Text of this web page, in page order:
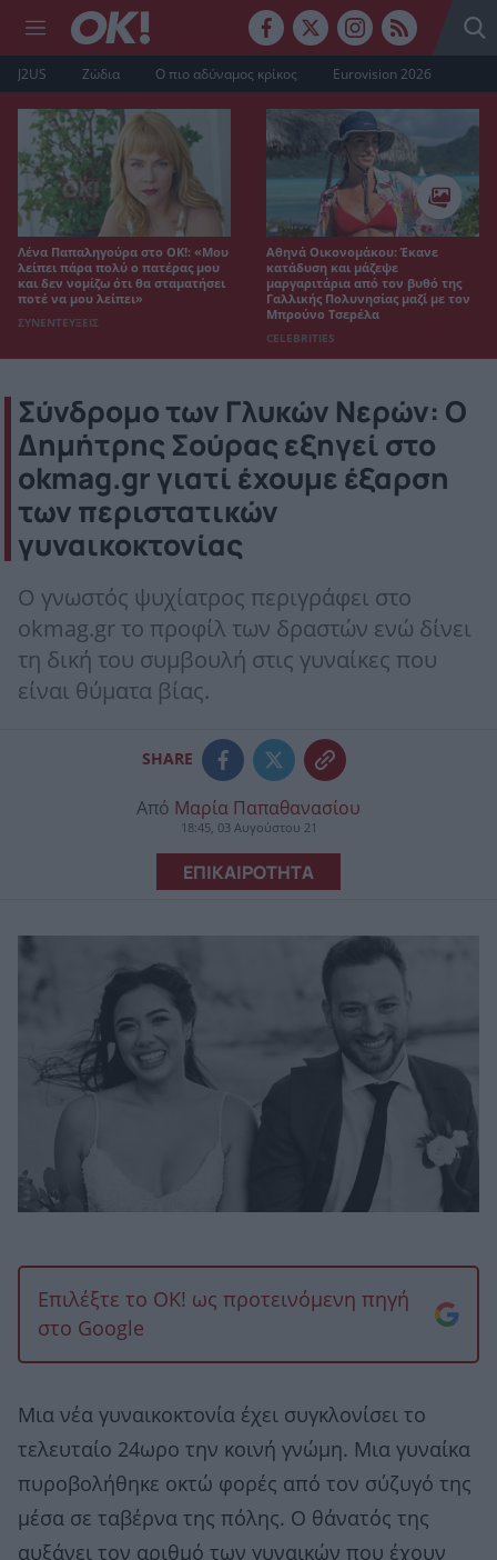
J2US Ζώδια Ο πιο αδύναμος κρίκος Eurovision 2026
Λένα Παπαληγούρα στο ΟΚ!: «Μου
λείπει πάρα πολύ ο πατέρας μου
και δεν νομίζω ότι θα σταματήσει
ποτέ να μου λείπει»
ΣΥΝΕΝΤΕΥΞΕΙΣ
Αθηνά Οικονομάκου: Έκανε
κατάδυση και μάζεψε
μαργαριτάρια από τον βυθό της
Γαλλικής Πολυνησίας μαζί με τον
Μπρούνο Τσερέλα
CELEBRITIES
Σύνδρομο των Γλυκών Νερών: Ο
Δημήτρης Σούρας εξηγεί στο
okmag.gr γιατί έχουμε έξαρση
των περιστατικών
γυναικοκτονίας
Ο γνωστός ψυχίατρος περιγράφει στο
okmag.gr το προφίλ των δραστών ενώ δίνει
τη δική του συμβουλή στις γυναίκες που
είναι θύματα βίας.
SHARE
Από Μαρία Παπαθανασίου
18:45, 03 Αυγούστου 21
ΕΠΙΚΑΙΡΟΤΗΤΑ
Επιλέξτε το OK! ως προτεινόμενη πηγή
στο Google
Μια νέα γυναικοκτονία έχει συγκλονίσει το
τελευταίο 24ωρο την κοινή γνώμη. Μια γυναίκα
πυροβολήθηκε οκτώ φορές από τον σύζυγό της
μέσα σε ταβέρνα της πόλης. Ο θάνατός της
αυξάνει τον αριθμό των γυναικών που έχουν